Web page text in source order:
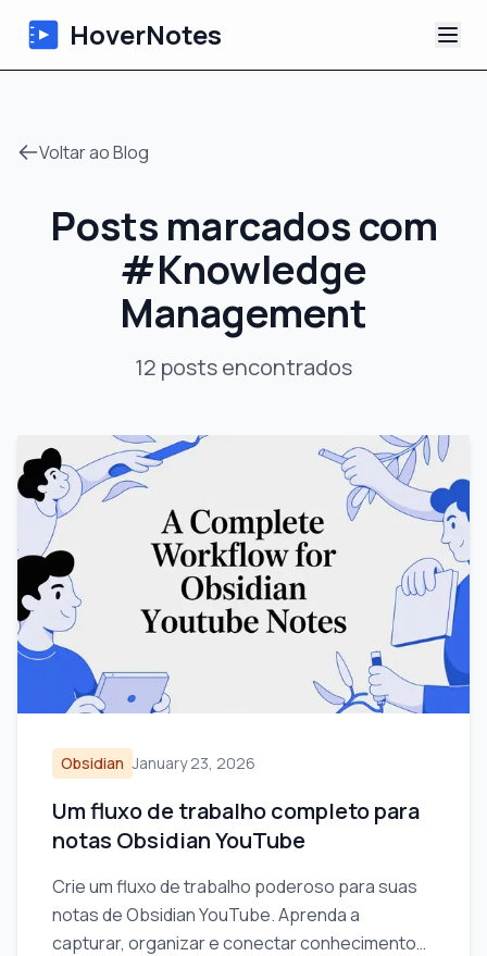
HoverNotes
Notas de Vídeo com IA
Tutoriais
Sobre
Voltar ao Blog
Posts marcados com
#Knowledge
Management
12 postsencontrados
Obsidian January 23, 2026
Um fluxo de trabalho completo para
notas Obsidian YouTube
Crie um fluxo de trabalho poderoso para suas
notas de Obsidian YouTube. Aprenda a
capturar, organizar e conectar conhecimentos